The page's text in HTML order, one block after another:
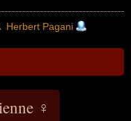
Herbert Pagani
♀